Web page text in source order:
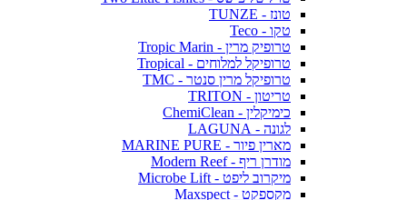
טונז - TUNZE
טקו - Teco
טרופיק מרין - Tropic Marin
טרופיקל למלוחים - Tropical
טרופיקל מרין סנטר - TMC
טריטון - TRITON
כימיקלין - ChemiClean
לגונה - LAGUNA
מארין פיור - MARINE PURE
מודרן ריף - Modern Reef
מיקרוב ליפט - Microbe Lift
מקספקט - Maxspect